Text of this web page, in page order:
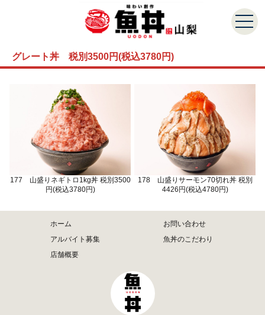
グレート丼 税別3500円(税込3780円)
177 山盛りネギトロ1kg丼 税別3500
円(税込3780円)
178 山盛りサーモン70切れ丼 税別
4426円(税込4780円)
ホーム
お問い合わせ
アルバイト募集
魚丼のこだわり
店舗概要